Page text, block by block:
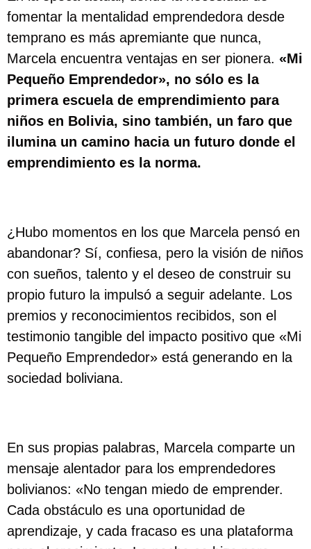
fomentar la mentalidad emprendedora desde
temprano es más apremiante que nunca,
Marcela encuentra ventajas en ser pionera. «Mi
Pequeño Emprendedor», no sólo es la
primera escuela de emprendimiento para
niños en Bolivia, sino también, un faro que
ilumina un camino hacia un futuro donde el
emprendimiento es la norma.
¿Hubo momentos en los que Marcela pensó en
abandonar? Sí, confiesa, pero la visión de niños
con sueños, talento y el deseo de construir su
propio futuro la impulsó a seguir adelante. Los
premios y reconocimientos recibidos, son el
testimonio tangible del impacto positivo que «Mi
Pequeño Emprendedor» está generando en la
sociedad boliviana.
En sus propias palabras, Marcela comparte un
mensaje alentador para los emprendedores
bolivianos: «No tengan miedo de emprender.
Cada obstáculo es una oportunidad de
aprendizaje, y cada fracaso es una plataforma